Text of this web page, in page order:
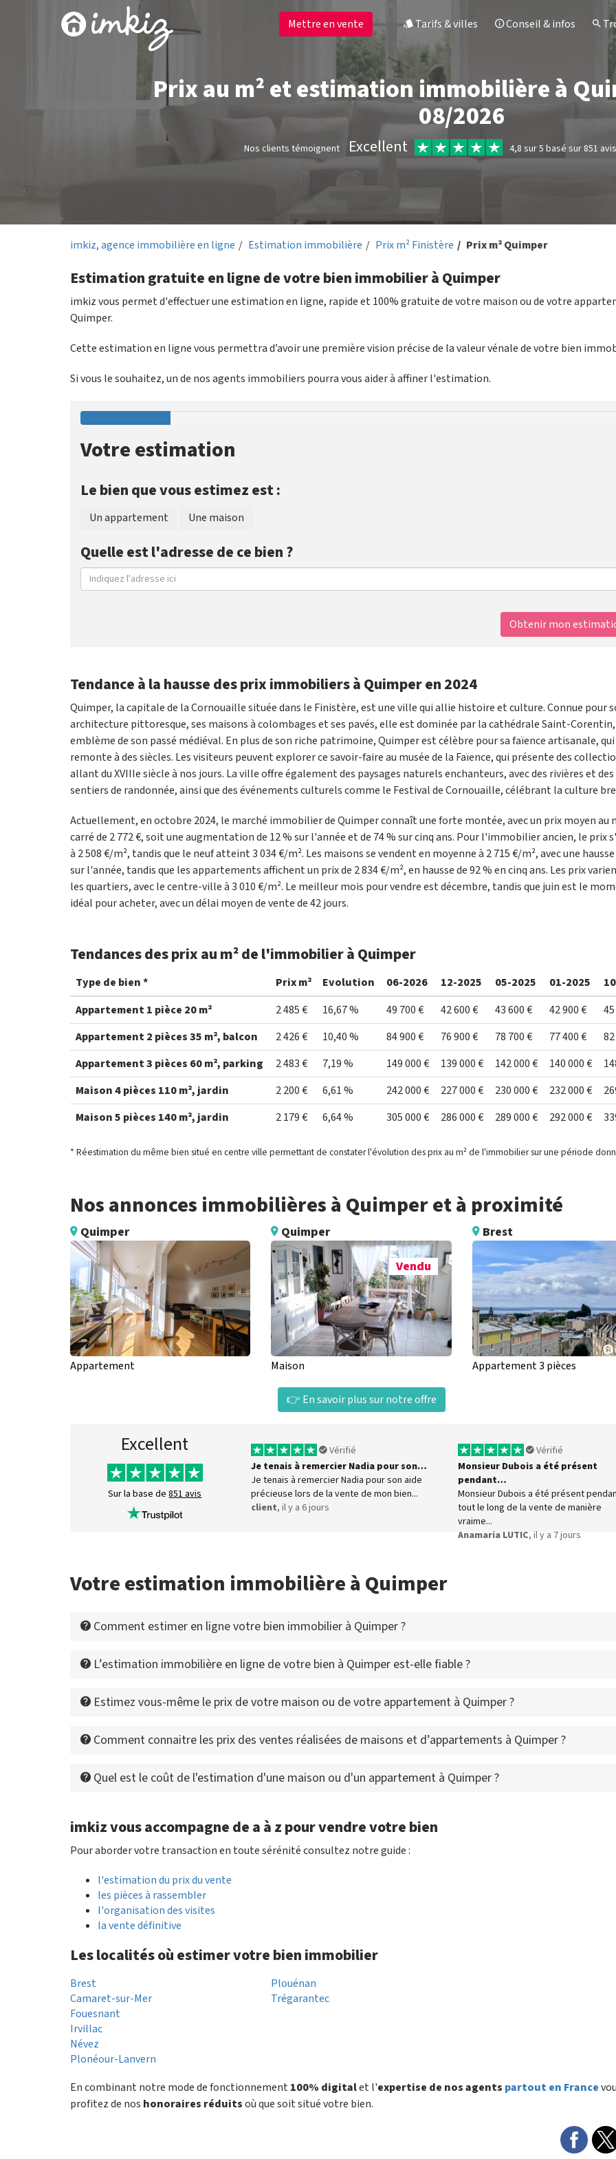
Mettre en vente Tarifs & villes Conseil & infos
Prix au m² et estimation immobilière à
08/2026
Nos clients témoignent Excellent 4,8 sur 5 basé sur 851
imkiz, agence immobilière en ligne Estimation immobilière Prix m² Finistère Prix m² Quimper
Estimation gratuite en ligne de votre bien immobilier à Quimper
imkiz vous permet d'effectuer une estimation en ligne, rapide et 100% gratuite de votre maison ou de votre
Quimper.
Cette estimation en ligne vous permettra d’avoir une première vision précise de la valeur vénale de votre bien
Si vous le souhaitez, un de nos agents immobiliers pourra vous aider à affiner l'estimation.
Votre estimation
Le bien que vous estimez est :
Un appartement Une maison
Quelle est l'adresse de ce bien ?
Obtenir mon
Tendance à la hausse des prix immobiliers à Quimper en 2024
Quimper, la capitale de la Cornouaille située dans le Finistère, est une ville qui allie histoire et culture. Connue pour
architecture pittoresque, ses maisons à colombages et ses pavés, elle est dominée par la cathédrale Saint-Corentin,
emblème de son passé médiéval. En plus de son riche patrimoine, Quimper est célèbre pour sa faïence artisanale, qui
remonte à des siècles. Les visiteurs peuvent explorer ce savoir-faire au musée de la Faïence, qui présente des
allant du XVIIIe siècle à nos jours. La ville offre également des paysages naturels enchanteurs, avec des rivières et des
sentiers de randonnée, ainsi que des événements culturels comme le Festival de Cornouaille, célébrant la culture
Actuellement, en octobre 2024, le marché immobilier de Quimper connaît une forte montée, avec un prix moyen au
carré de 2 772 €, soit une augmentation de 12 % sur l'année et de 74 % sur cinq ans. Pour l'immobilier ancien, le prix
à 2 508 €/m², tandis que le neuf atteint 3 034 €/m². Les maisons se vendent en moyenne à 2 715 €/m², avec une
sur l'année, tandis que les appartements affichent un prix de 2 834 €/m², en hausse de 92 % en cinq ans. Les prix
les quartiers, avec le centre-ville à 3 010 €/m². Le meilleur mois pour vendre est décembre, tandis que juin est le
idéal pour acheter, avec un délai moyen de vente de 42 jours.
Tendances des prix au m² de l'immobilier à Quimper
Type de bien * Prix m² Evolution 06-2026 12-2025 05-2025 01-2025
Appartement 1 pièce 20 m²
2 485 € 16,67 % 49 700 € 42 600 € 43 600 € 42 900 €
Appartement 2 pièces 35 m², balcon
2 426 € 10,40 % 84 900 € 76 900 € 78 700 € 77 400 €
Appartement 3 pièces 60 m², parking
2 483 € 7,19 % 149 000 € 139 000 € 142 000 € 140 000 €
Maison 4 pièces 110 m², jardin
2 200 € 6,61 % 242 000 € 227 000 € 230 000 € 232 000 €
Maison 5 pièces 140 m², jardin
2 179 € 6,64 % 305 000 € 286 000 € 289 000 € 292 000 €
* Réestimation du même bien situé en centre ville permettant de constater l'évolution des prix au m² de l'immobilier sur une période
Nos annonces immobilières à Quimper et à proximité
Quimper
Appartement
Quimper
Vendu
Maison
Brest
Appartement 3 pièces
👉 En savoir plus sur notre offre
Excellent
Sur la base de851 avis
Vérifié
Je tenais à remercier Nadia pour son…
Je tenais à remercier Nadia pour son aide
précieuse lors de la vente de mon bien...
client, il y a 6 jours
Vérifié
Monsieur Dubois a été présent
pendant…
Monsieur Dubois a été présent
tout le long de la vente de manière
vraime...
Anamaria LUTIC, il y a 7 jours
Votre estimation immobilière à Quimper
Comment estimer en ligne votre bien immobilier à Quimper ?
L’estimation immobilière en ligne de votre bien à Quimper est-elle fiable ?
Estimez vous-même le prix de votre maison ou de votre appartement à Quimper ?
Comment connaitre les prix des ventes réalisées de maisons et d’appartements à Quimper ?
Quel est le coût de l'estimation d'une maison ou d'un appartement à Quimper ?
imkiz vous accompagne de a à z pour vendre votre bien
Pour aborder votre transaction en toute sérénité consultez notre guide :
l'estimation du prix du vente
les pièces à rassembler
l'organisation des visites
la vente définitive
Les localités où estimer votre bien immobilier
Brest
Camaret-sur-Mer
Fouesnant
Irvillac
Névez
Plonéour-Lanvern
Plouénan
Trégarantec
En combinant notre mode de fonctionnement 100% digitalet l'expertise de nos agents partout en France
profitez de nos honoraires réduitsoù que soit situé votre bien.